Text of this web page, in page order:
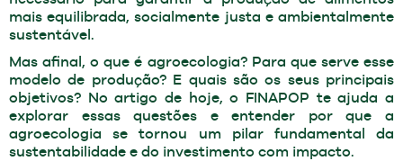
mais equilibrada, socialmente justa e ambientalmente
sustentável.
Mas afinal, o que é agroecologia? Para que serve esse
modelo de produção? E quais são os seus principais
objetivos? No artigo de hoje, o FINAPOP te ajuda a
explorar essas questões e entender por que a
agroecologia se tornou um pilar fundamental da
sustentabilidade e do investimento com impacto.